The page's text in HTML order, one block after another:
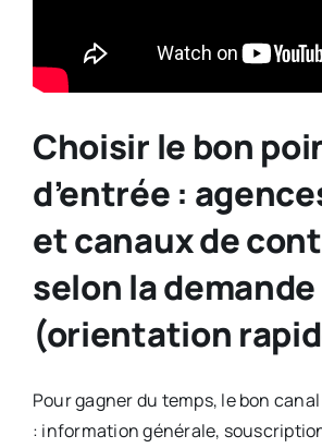
Choisir le bon
d’entrée :
et canaux de
selon la demande
(orientation
Pour gagner du temps, le bon
: information générale,